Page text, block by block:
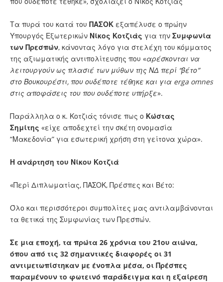
Τα πυρά του κατά του ΠΑΣΟΚ εξαπέλυσε ο πρώην
Υπουργός Εξωτερικών Νίκος Κοτζιάς για την Συμφωνία
των Πρεσπών, κάνοντας λόγο για στελέχη του κόμματος
της αξιωματικής αντιπολίτευσης που «αρέσκονται να
λειτουργούν ως πλασιέ των μύθων της ΝΔ περί “βέτο”
στο Βουκουρέστι, που ουδέποτε τέθηκε και για erga omnes
στις αποφάσεις του που ουδέποτε υπήρξε».
Παράλληλα ο κ. Κοτζιάς τόνισε πως ο Κώστας
Σημίτης «είχε αποδεχτεί την σκέτη ονομασία
“Μακεδονία” για εσωτερική χρήση στη γείτονα χώρα».
Η ανάρτηση του Νίκου Κοτζιά
«Περί Διπλωματίας, ΠΑΣΟΚ, Πρέσπες και Βέτο:
Όλο και περισσότεροι συμπολίτες μας αντιλαμβάνονται
τα θετικά της Συμφωνίας των Πρεσπών.
Σε μια εποχή, τα πρώτα 26 χρόνια του 21ου αιώνα,
όπου από τις 32 σημαντικές διαφορές οι 31
αντιμετωπίστηκαν με ένοπλα μέσα, οι Πρέσπες
παραμένουν το φωτεινό παράδειγμα και η εξαίρεση